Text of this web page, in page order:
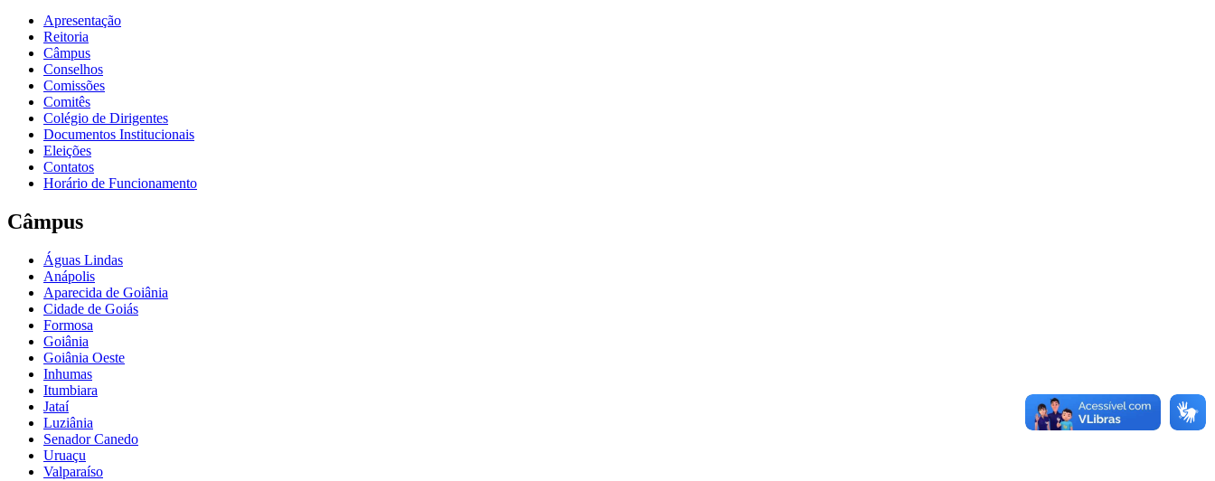
Apresentação
Reitoria
Câmpus
Conselhos
Comissões
Comitês
Colégio de Dirigentes
Documentos Institucionais
Eleições
Contatos
Horário de Funcionamento
Câmpus
Águas Lindas
Anápolis
Aparecida de Goiânia
Cidade de Goiás
Formosa
Goiânia
Goiânia Oeste
Inhumas
Itumbiara
Jataí
Luziânia
Senador Canedo
Uruaçu
Valparaíso